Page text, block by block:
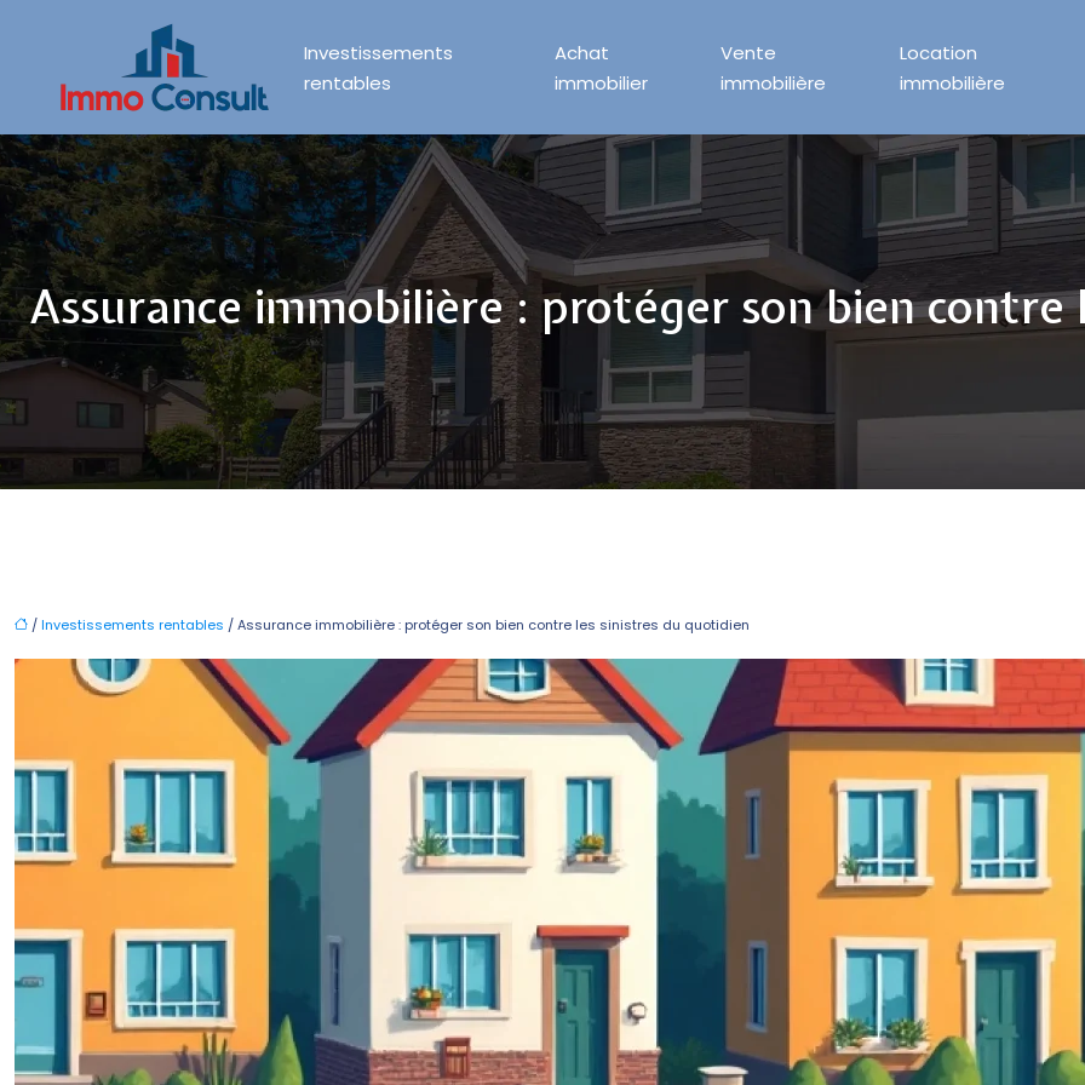
Investissements
rentables
Achat
immobilier
Vente
immobilière
Location
immobilière
Assurance immobilière : protéger son bien
/Investissements rentables / Assurance immobilière : protéger son bien contre les sinistres du quotidien